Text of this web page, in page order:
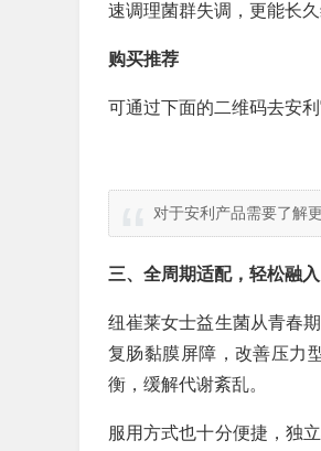
速调理菌群失调，更能长
购买推荐
可通过下面的二维码去安
对于安利产品需要了解
三、全周期适配，轻松融
纽崔莱女士益生菌从青春
复肠黏膜屏障，改善压力
衡，缓解代谢紊乱。
服用方式也十分便捷，独